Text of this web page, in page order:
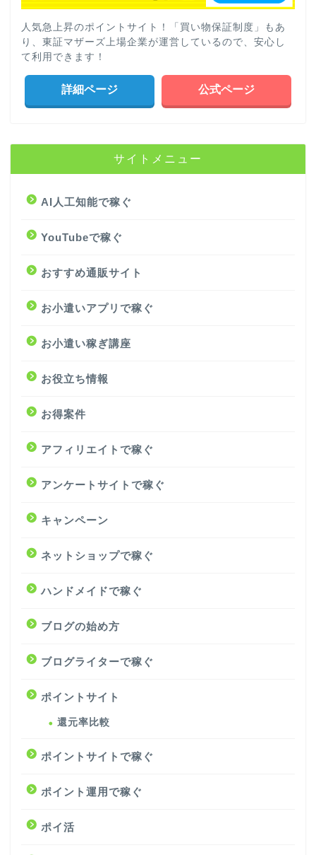
人気急上昇のポイントサイト！「買い物保証制度」もあ
り、東証マザーズ上場企業が運営しているので、安心し
て利用できます！
詳細ページ 公式ページ
サイトメニュー
AI人工知能で稼ぐ
YouTubeで稼ぐ
おすすめ通販サイト
お小遣いアプリで稼ぐ
お小遣い稼ぎ講座
お役立ち情報
お得案件
アフィリエイトで稼ぐ
アンケートサイトで稼ぐ
キャンペーン
ネットショップで稼ぐ
ハンドメイドで稼ぐ
ブログの始め方
ブログライターで稼ぐ
ポイントサイト
還元率比較
ポイントサイトで稼ぐ
ポイント運用で稼ぐ
ポイ活